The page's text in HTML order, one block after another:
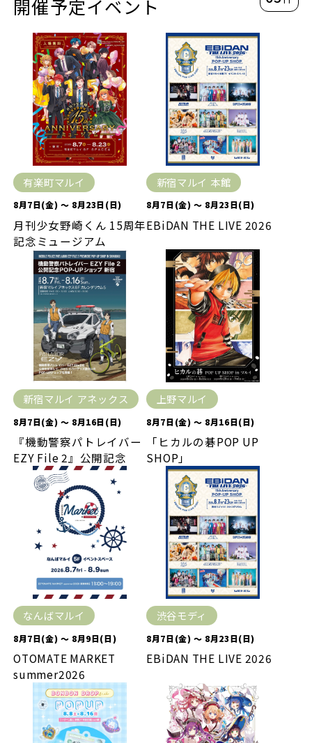
開催予定イベント
有楽町マルイ
8月7日(金) ～ 8月23日(日)
月刊少女野崎くん 15周年
記念ミュージアム
新宿マルイ 本館
8月7日(金) ～ 8月23日(日)
EBiDAN THE LIVE 2026
新宿マルイ アネックス
8月7日(金) ～ 8月16日(日)
『機動警察パトレイバー
EZY File 2』公開記念
上野マルイ
8月7日(金) ～ 8月16日(日)
「ヒカルの碁POP UP
SHOP」
なんばマルイ
8月7日(金) ～ 8月9日(日)
OTOMATE MARKET
summer2026
渋谷モディ
8月7日(金) ～ 8月23日(日)
EBiDAN THE LIVE 2026